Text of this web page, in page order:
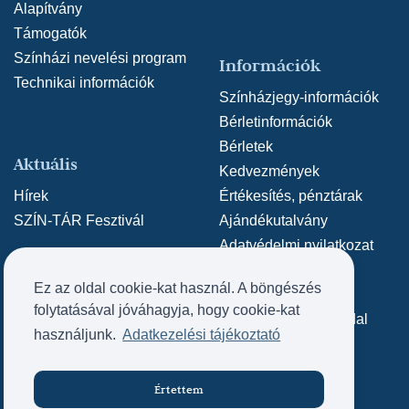
Ez az oldal cookie-kat használ. A böngészés
folytatásával jóváhagyja, hogy cookie-kat
használjunk. Adatkezelési tájékoztató
Értettem
Jegyvásárlás
Alapítvány
Támogatók
Színházi nevelési program
Technikai információk
Aktuális
Hírek
SZÍN-TÁR Fesztivál
Információk
Színházjegy-információk
Bérletinformációk
Bérletek
Kedvezmények
Értékesítés, pénztárak
Ajándékutalvány
Adatvédelmi nyilatkozat
Archív weboldal
Archív SZÍN-TÁR oldal
Kapcsolat
Kapcsolat